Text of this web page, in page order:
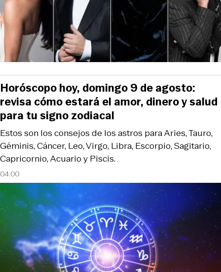
04:00
Estos son los consejos de los astros para Aries, Tauro,
Géminis, Cáncer, Leo, Virgo, Libra, Escorpio, Sagitario,
Capricornio, Acuario y Piscis.
Horóscopo hoy, domingo 9 de agosto:
revisa cómo estará el amor, dinero y salud
para tu signo zodiacal